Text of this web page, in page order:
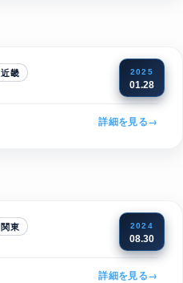
2025
01.28
近畿
詳細を見る→
2024
08.30
関東
詳細を見る→